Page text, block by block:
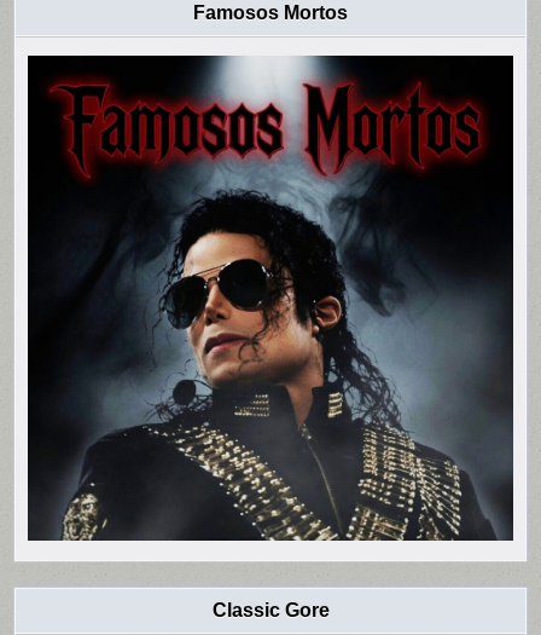
Famosos Mortos
Classic Gore